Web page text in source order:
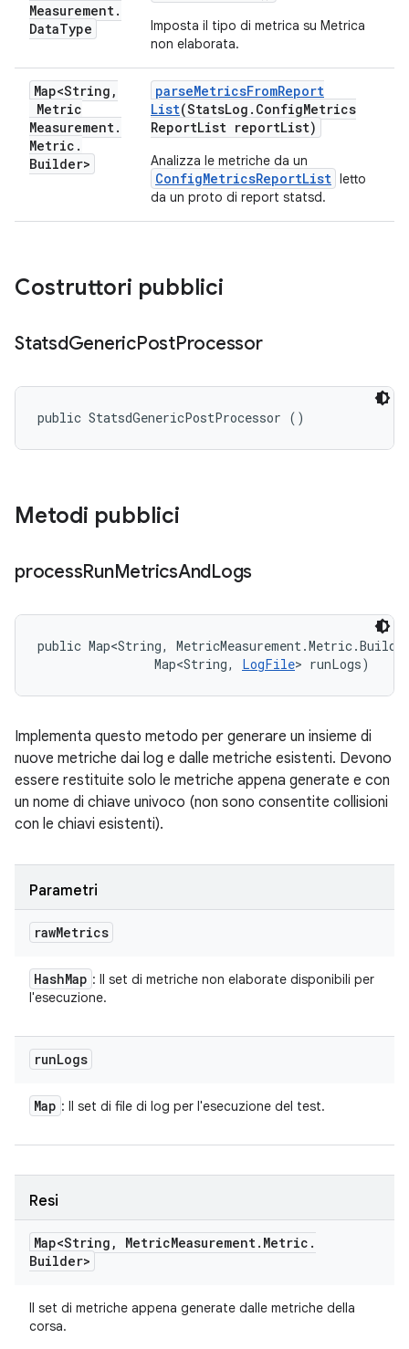
Measurement.
DataType
Imposta il tipo di metrica su Metrica
non elaborata.
Map<String ,
Metric
Measurement.
Metric .
Builder>
parseMetricsFromReport
List(StatsLog . ConfigMetrics
ReportList reportList)
Analizza le metriche da un
ConfigMetricsReportList letto
da un proto di report statsd.
Costruttori pubblici
StatsdGenericPostProcessor
public StatsdGenericPostProcessor ()
Metodi pubblici
processRunMetricsAndLogs
public Map<String,
                Map<String,
LogFile> runLogs)
Implementa questo metodo per generare un insieme di
nuove metriche dai log e dalle metriche esistenti. Devono
essere restituite solo le metriche appena generate e con
un nome di chiave univoco (non sono consentite collisioni
con le chiavi esistenti).
Parametri
rawMetrics
HashMap : Il set di metriche non elaborate disponibili per
l'esecuzione.
runLogs
Map : Il set di file di log per l'esecuzione del test.
Resi
Map<String , MetricMeasurement. Metric .
Builder>
Il set di metriche appena generate dalle metriche della
corsa.